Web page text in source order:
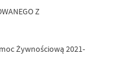
Z
Żywnościową 2021-